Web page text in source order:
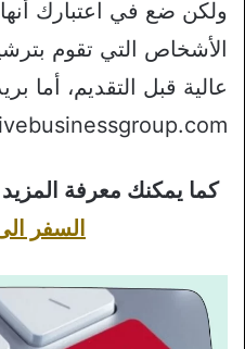
ولكن ضع في اعتبارك أنها
الأشخاص التي تقوم
عالية قبل التقديم، أما
كما يمكنك معرفة
السفر